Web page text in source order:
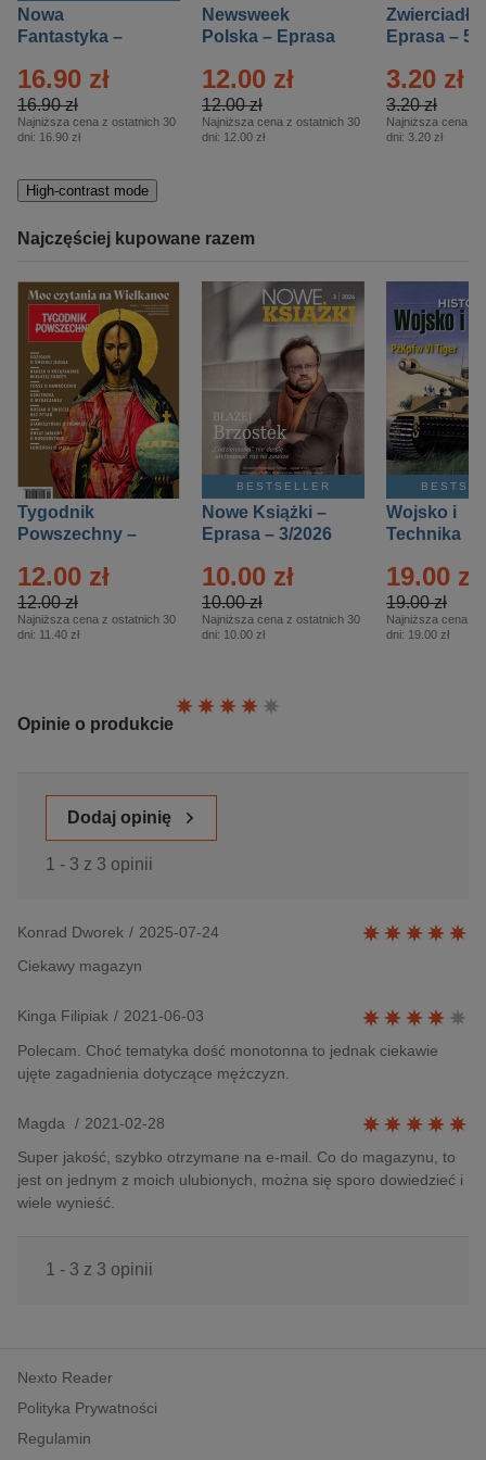
Nowa
Fantastyka –
16.90 zł
16.90 zł
Najniższa cena z ostatnich 30
dni: 16.90 zł
Newsweek
Polska – Eprasa
12.00 zł
12.00 zł
Najniższa cena z ostatnich 30
dni: 12.00 zł
Zwierciadło
Eprasa – 5/
3.20 zł
3.20 zł
Najniższa cena z
dni: 3.20 zł
High-contrast mode
Najczęściej kupowane razem
Tygodnik
Powszechny –
12.00 zł
12.00 zł
Najniższa cena z ostatnich 30
dni: 11.40 zł
BESTSELLER
Nowe Książki –
Eprasa – 3/2026
10.00 zł
10.00 zł
Najniższa cena z ostatnich 30
dni: 10.00 zł
Wojsko i
Technika
– 2/2026
19.00 zł
19.00 zł
Najniższa cena z
dni: 19.00 zł
Opinie o produkcie
Ocena:
Dodaj opinię
1 - 3 z 3 opinii
Konrad Dworek / 2025-07-24
Ciekawy magazyn
Kinga Filipiak / 2021-06-03
Polecam. Choć tematyka dość monotonna to jednak ciekawie
ujęte zagadnienia dotyczące mężczyzn.
Magda / 2021-02-28
Super jakość, szybko otrzymane na e-mail. Co do magazynu, to
jest on jednym z moich ulubionych, można się sporo dowiedzieć i
wiele wynieść.
1 - 3 z 3 opinii
Nexto Reader
Polityka Prywatności
Regulamin